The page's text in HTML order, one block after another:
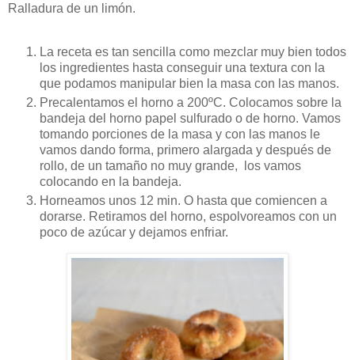
Ralladura de un limón.
La receta es tan sencilla como mezclar muy bien todos
los ingredientes hasta conseguir una textura con la
que podamos manipular bien la masa con las manos.
Precalentamos el horno a 200ºC. Colocamos sobre la
bandeja del horno papel sulfurado o de horno. Vamos
tomando porciones de la masa y con las manos le
vamos dando forma, primero alargada y después de
rollo, de un tamaño no muy grande, los vamos
colocando en la bandeja.
Horneamos unos 12 min. O hasta que comiencen a
dorarse. Retiramos del horno, espolvoreamos con un
poco de azúcar y dejamos enfriar.